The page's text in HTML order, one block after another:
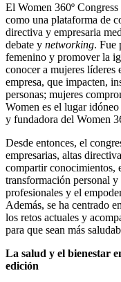
El Women 360º
como una plataforma de
directiva y empresaria
debate y networking. Fue
femenino y promover la
conocer a mujeres líderes
empresa, que impacten,
personas; mujeres
Women es el lugar
y fundadora del Women
Desde entonces, el
empresarias, altas
compartir conocimientos,
transformación personal
profesionales y el
Además, se ha centrado
los retos actuales y
para que sean más
La salud y el bienestar
edición